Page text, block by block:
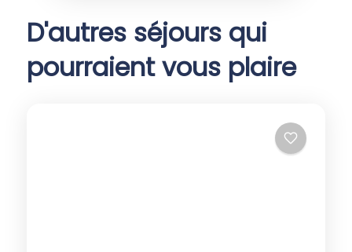
D'autres séjours qui
pourraient vous plaire